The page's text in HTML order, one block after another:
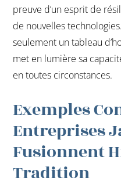
preuve d’un esprit de
de nouvelles
seulement un tableau
met en lumière sa
en toutes circonstances.
Exemples
Entreprises
Fusionnent
Tradition